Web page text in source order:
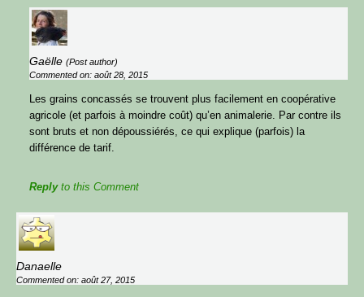
Gaëlle (Post author)
Commented on: août 28, 2015
Les grains concassés se trouvent plus facilement en coopérative
agricole (et parfois à moindre coût) qu’en animalerie. Par contre ils
sont bruts et non dépoussiérés, ce qui explique (parfois) la
différence de tarif.
Replyto this Comment
Danaelle
Commented on: août 27, 2015